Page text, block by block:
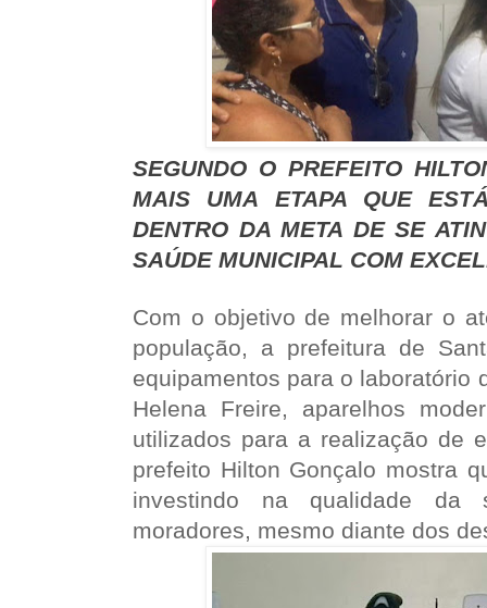
SEGUNDO O PREFEITO
MAIS UMA ETAPA QUE
DENTRO DA META DE SE
SAÚDE MUNICIPAL COM
Com o objetivo de melhorar o
população, a prefeitura de
equipamentos para o laboratório
Helena Freire, aparelhos
utilizados para a realização de
prefeito Hilton Gonçalo mostra
investindo na qualidade da
moradores, mesmo diante dos